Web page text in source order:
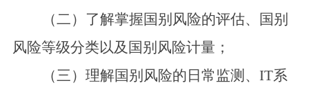
（二）了解掌握国别风险的评估、国别
风险等级分类以及国别风险计量；
（三）理解国别风险的日常监测、IT系